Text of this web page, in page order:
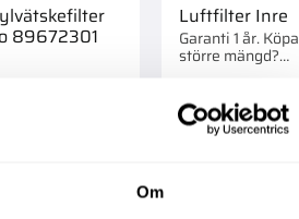
Om
89672301
Luftfilter Inre
Garanti 1 år. Köpa
större mängd?
Förpackad om 1 st.
489,00:-